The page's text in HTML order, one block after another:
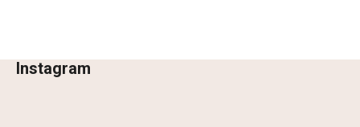
y
Instagram